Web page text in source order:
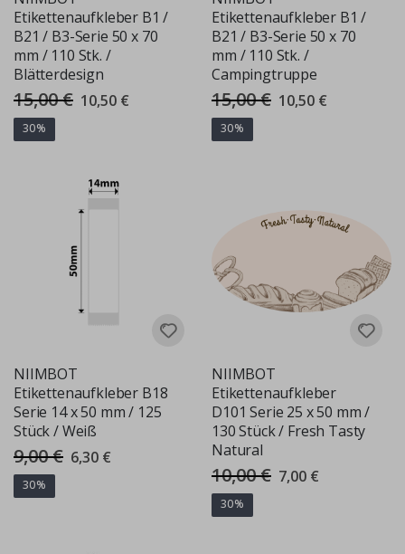
Etikettenaufkleber B1 /
B21 / B3-Serie 50 x 70
mm / 110 Stk. /
Blätterdesign
15,00 € Special
Price
10,50 €
30%
Etikettenaufkleber B1 /
B21 / B3-Serie 50 x 70
mm / 110 Stk. /
Campingtruppe
15,00 € Special
Price
10,50 €
30%
NIIMBOT
Etikettenaufkleber B18
Serie 14 x 50 mm / 125
Stück / Weiß
9,00 € Special
Price
6,30 €
30%
NIIMBOT
Etikettenaufkleber
D101 Serie 25 x 50 mm /
130 Stück / Fresh Tasty
Natural
10,00 € Special
Price
7,00 €
30%